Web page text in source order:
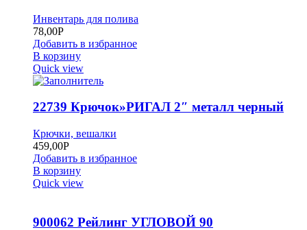
Инвентарь для полива
78,00Р
Добавить в избранное
В корзину
Quick view
22739 Крючок»РИГАЛ 2″ металл черный
Крючки, вешалки
459,00Р
Добавить в избранное
В корзину
Quick view
900062 Рейлинг УГЛОВОЙ 90